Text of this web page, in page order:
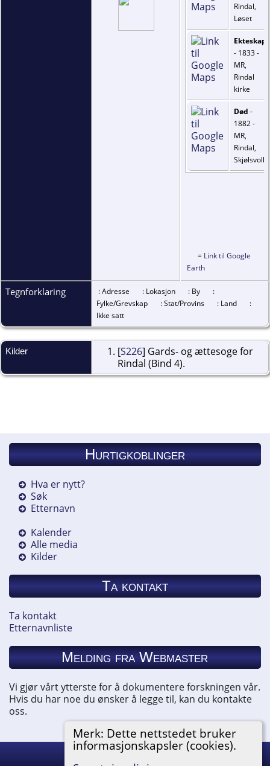
Merk: Dette nettstedet bruker
informasjonskapsler (cookies).
Rindal,
Løset
Ekteskap
- 1833 -
MR,
Rindal
kirke
Død -
1882 -
MR,
Rindal,
Skjølsvoll
= Link til Google
Earth
Tegnforklaring : Adresse : Lokasjon : By
:
Fylke/Grevskap
: Stat/Provins : Land
:
Ikke satt
Kilder [S226] Gards- og ættesoge for
Rindal (Bind 4).
Hurtigkoblinger
Hva er nytt?
Søk
Etternavn
Kalender
Alle media
Kilder
Ta kontakt
Ta kontakt
Etternavnliste
Melding fra Webmaster
Vi gjør vårt ytterste for å dokumentere forskningen vår.
Hvis du har noe du ønsker å legge til, kan du kontakte
oss.